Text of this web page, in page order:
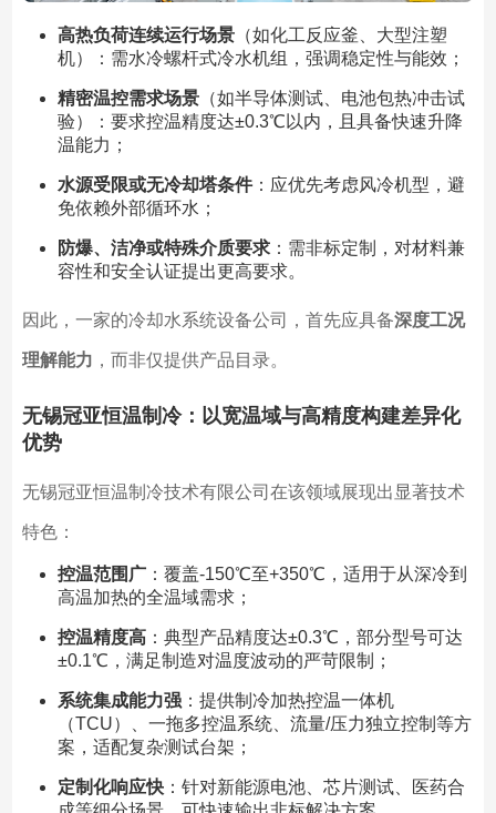
高热负荷连续运行场景（如化工反应釜、大型注塑
机）：需水冷螺杆式冷水机组，强调稳定性与能效；
精密温控需求场景（如半导体测试、电池包热冲击试
验）：要求控温精度达±0.3℃以内，且具备快速升降
温能力；
水源受限或无冷却塔条件：应优先考虑风冷机型，避
免依赖外部循环水；
防爆、洁净或特殊介质要求：需非标定制，对材料兼
容性和安全认证提出更高要求。
因此，一家的冷却水系统设备公司，首先应具备深度工况
理解能力 ，而非仅提供产品目录。
无锡冠亚恒温制冷：以宽温域与高精度构建差异化
优势
无锡冠亚恒温制冷技术有限公司在该领域展现出显著技术
特色：
控温范围广：覆盖-150℃至+350℃，适用于从深冷到
高温加热的全温域需求；
控温精度高：典型产品精度达±0.3℃，部分型号可达
±0.1℃，满足制造对温度波动的严苛限制；
系统集成能力强：提供制冷加热控温一体机
（TCU）、一拖多控温系统、流量/压力独立控制等方
案，适配复杂测试台架；
定制化响应快：针对新能源电池、芯片测试、医药合